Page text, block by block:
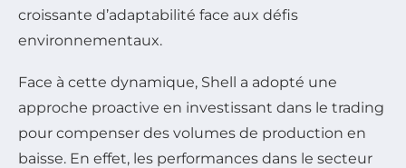
croissante d’adaptabilité face aux défis
environnementaux.
Face à cette dynamique, Shell a adopté une
approche proactive en investissant dans le trading
pour compenser des volumes de production en
baisse. En effet, les performances dans le secteur